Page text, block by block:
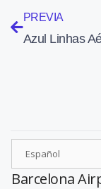
PREVIA
Barcelona